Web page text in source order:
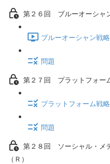
第２６回 ブルーオーシャ
ブルーオーシャン戦
問題
第２７回 プラットフォー
プラットフォーム戦
問題
第２８回 ソーシャル・メ
（Ｒ）